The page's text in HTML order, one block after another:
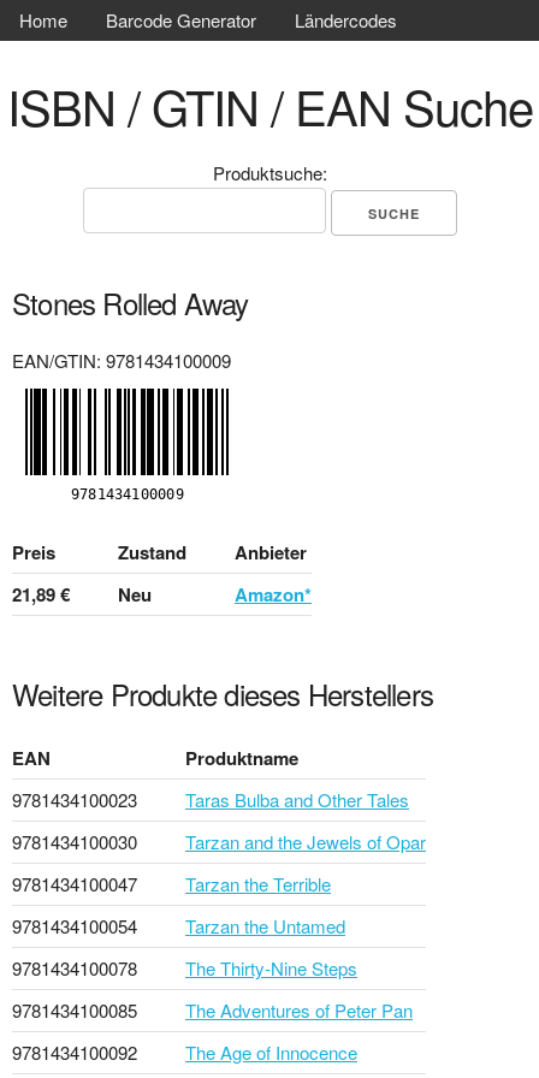
Home Barcode Generator Ländercodes
ISBN / GTIN / EAN Suche
Produktsuche:
Stones Rolled Away
EAN/GTIN: 9781434100009
Preis Zustand
Anbieter
21,89 €
Neu Amazon*
Weitere Produkte dieses Herstellers
EAN Produktname
9781434100023
Taras Bulba and Other Tales
9781434100030
Tarzan and the Jewels of Opar
9781434100047
Tarzan the Terrible
9781434100054
Tarzan the Untamed
9781434100078
The Thirty-Nine Steps
9781434100085
The Adventures of Peter Pan
9781434100092
The Age of Innocence